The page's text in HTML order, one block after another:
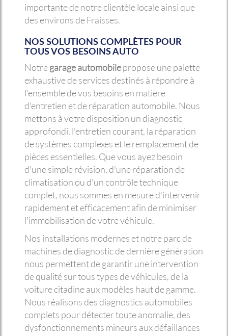
importante de notre clientèle locale ainsi que
des environs de Fraisses.
NOS SOLUTIONS COMPLÈTES POUR
TOUS VOS BESOINS AUTO
Notregarage automobilepropose une palette
exhaustive de services destinés à répondre à
l'ensemble de vos besoins en matière
d'entretien et de réparation automobile. Nous
mettons à votre disposition un diagnostic
approfondi, l'entretien courant, la réparation
de systèmes complexes et le remplacement de
pièces essentielles. Que vous ayez besoin
d'une simple révision, d'une réparation de
climatisation ou d'un contrôle technique
complet, nous sommes en mesure d'intervenir
rapidement et efficacement afin de minimiser
l'immobilisation de votre véhicule.
Nos installations modernes et notre parc de
machines de diagnostic de dernière génération
nous permettent de garantir une intervention
de qualité sur tous types de véhicules, de la
voiture citadine aux modèles haut de gamme.
Nous réalisons des diagnostics automobiles
complets pour détecter toute anomalie, des
dysfonctionnements mineurs aux défaillances